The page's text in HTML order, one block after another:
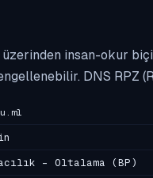
insan-okur
DNS RPZ
- Oltalama (BP)